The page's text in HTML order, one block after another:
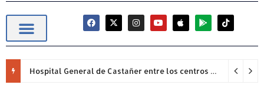
Hospital General de Castañer entre los centros de salud comunitarios con mejor desempeño clínico de Estados Unidos